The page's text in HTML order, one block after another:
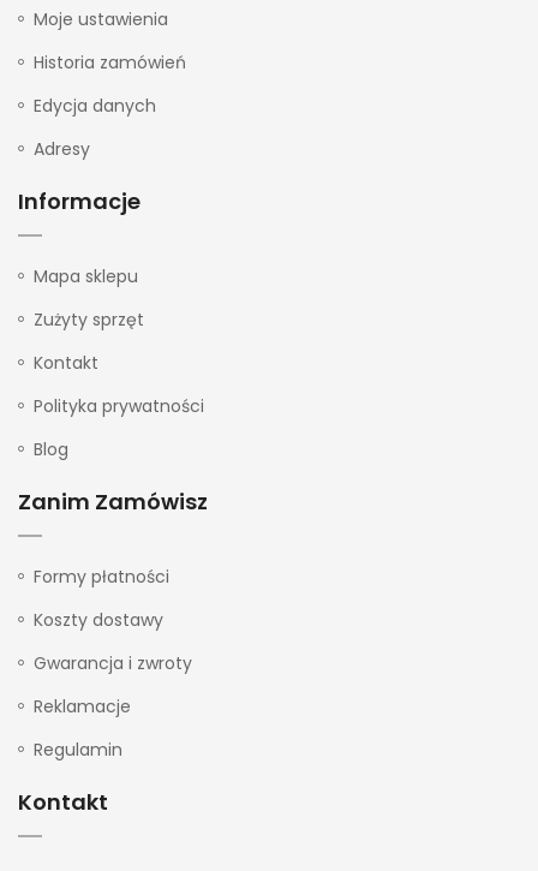
Moje ustawienia
Historia zamówień
Edycja danych
Adresy
Informacje
Mapa sklepu
Zużyty sprzęt
Kontakt
Polityka prywatności
Blog
Zanim Zamówisz
Formy płatności
Koszty dostawy
Gwarancja i zwroty
Reklamacje
Regulamin
Kontakt